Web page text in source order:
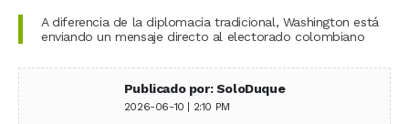
A diferencia de la diplomacia tradicional, Washington está
enviando un mensaje directo al electorado colombiano
Publicado por: SoloDuque
2026-06-10 | 2:10 PM